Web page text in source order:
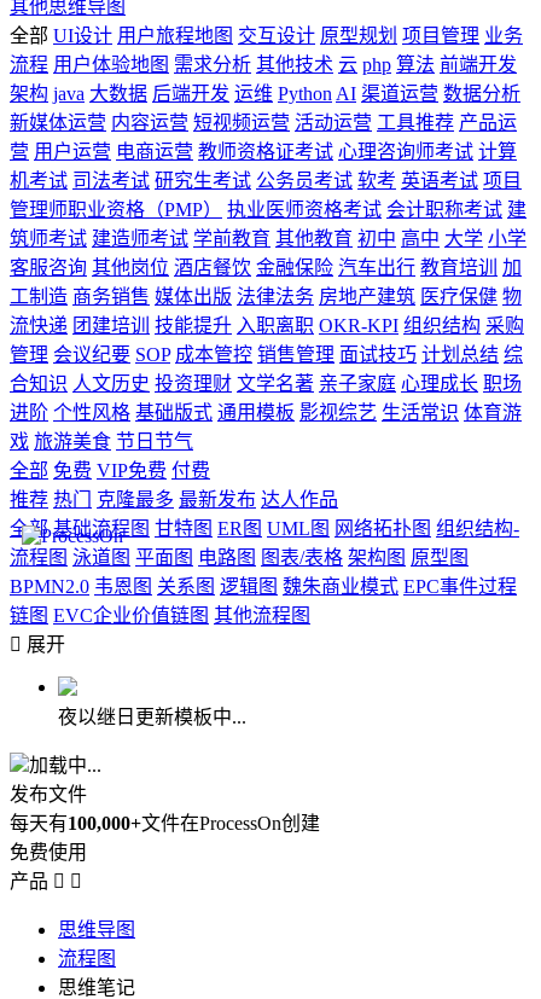
其他思维导图
全部 UI设计 用户旅程地图 交互设计 原型规划 项目管理 业务
流程 用户体验地图 需求分析 其他技术 云 php 算法 前端开发
架构 java 大数据 后端开发 运维 Python AI 渠道运营 数据分析
新媒体运营 内容运营 短视频运营 活动运营 工具推荐 产品运
营 用户运营 电商运营 教师资格证考试 心理咨询师考试 计算
机考试 司法考试 研究生考试 公务员考试 软考 英语考试 项目
管理师职业资格（PMP）
执业医师资格考试 会计职称考试 建
筑师考试 建造师考试 学前教育 其他教育 初中 高中 大学 小学
客服咨询 其他岗位 酒店餐饮 金融保险 汽车出行 教育培训
加
工制造 商务销售 媒体出版 法律法务 房地产建筑 医疗保健 物
流快递 团建培训 技能提升 入职离职 OKR-KPI 组织结构 采购
管理 会议纪要 SOP 成本管控 销售管理 面试技巧 计划总结 综
合知识 人文历史 投资理财 文学名著 亲子家庭 心理成长 职场
进阶 个性风格 基础版式 通用模板 影视综艺 生活常识 体育游
戏 旅游美食 节日节气
全部 免费 VIP免费 付费
推荐 热门 克隆最多 最新发布 达人作品
全部 基础流程图 甘特图 ER图 UML图 网络拓扑图 组织结构-
流程图 泳道图 平面图 电路图 图表/表格 架构图 原型图
BPMN2.0 韦恩图 关系图 逻辑图 魏朱商业模式 EPC事件过程
链图 EVC企业价值链图 其他流程图
 展开
夜以继日更新模板中...
加载中...
发布文件
每天有100,000+文件在ProcessOn创建
免费使用
产品  
思维导图
流程图
思维笔记